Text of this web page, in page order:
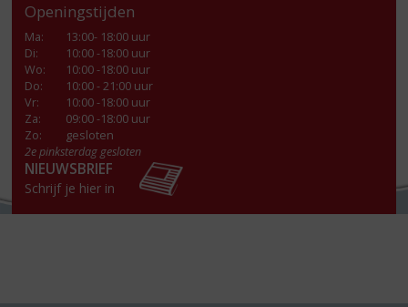
Openingstijden
Ma:
13:00- 18:00 uur
Di:
10:00 -18:00 uur
Wo:
10:00 -18:00 uur
Do:
10:00 - 21:00 uur
Vr:
10:00 -18:00 uur
Za:
09:00 -18:00 uur
Zo:
gesloten
2e pinksterdag gesloten
NIEUWSBRIEF
Schrijf je hier in